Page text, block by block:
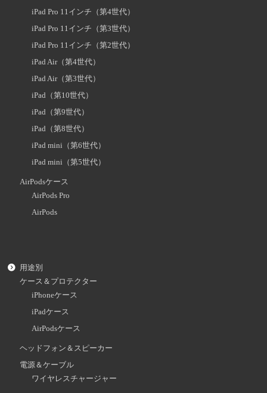
iPad Pro 11インチ（第4世代）
iPad Pro 11インチ（第3世代）
iPad Pro 11インチ（第2世代）
iPad Air（第4世代）
iPad Air（第3世代）
iPad（第10世代）
iPad（第9世代）
iPad（第8世代）
iPad mini（第6世代）
iPad mini（第5世代）
AirPodsケース
AirPods Pro
AirPods
用途別
ケース＆プロテクター
iPhoneケース
iPadケース
AirPodsケース
ヘッドフォン＆スピーカー
電源＆ケーブル
ワイヤレスチャージャー